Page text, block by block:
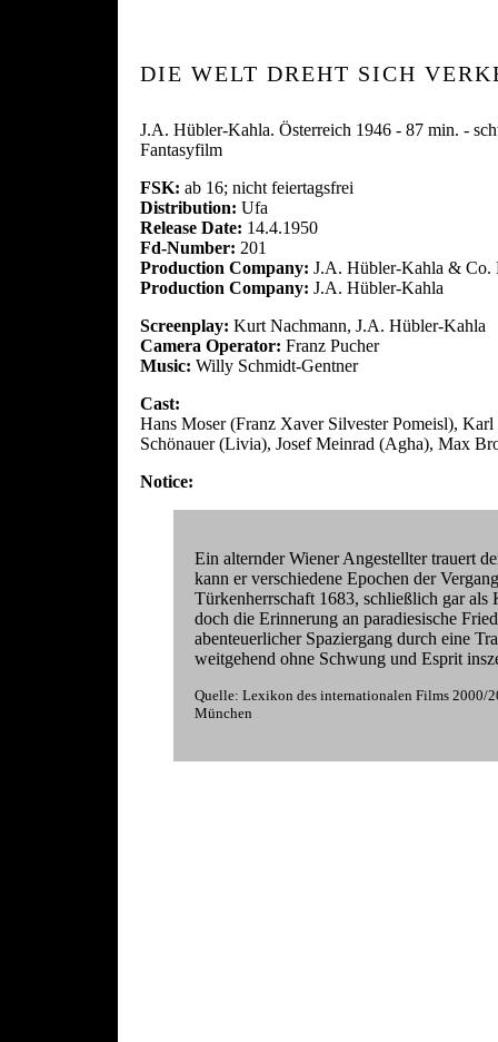
DIE WELT DREHT SICH
J.A. Hübler-Kahla. Österreich 1946 - 87 min. -
Fantasyfilm
FSK: ab 16; nicht feiertagsfrei
Distribution: Ufa
Release Date: 14.4.1950
Fd-Number: 201
Production Company: J.A. Hübler-Kahla & Co.
Production Company: J.A. Hübler-Kahla
Screenplay: Kurt Nachmann, J.A. Hübler-Kahla
Camera Operator: Franz Pucher
Music: Willy Schmidt-Gentner
Cast:
Hans Moser (Franz Xaver Silvester Pomeisl),
Schönauer (Livia), Josef Meinrad (Agha), Max
Notice:
Ein alternder Wiener Angestellter trauert
kann er verschiedene Epochen der
Türkenherrschaft 1683, schließlich gar
doch die Erinnerung an paradiesische
abenteuerlicher Spaziergang durch eine
weitgehend ohne Schwung und Esprit
Quelle: Lexikon des internationalen Films 2000/
München